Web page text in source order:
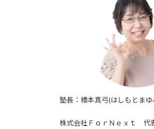
塾長：橋本真弓(はしもとまゆ
株式会社ＦｏｒＮｅｘｔ